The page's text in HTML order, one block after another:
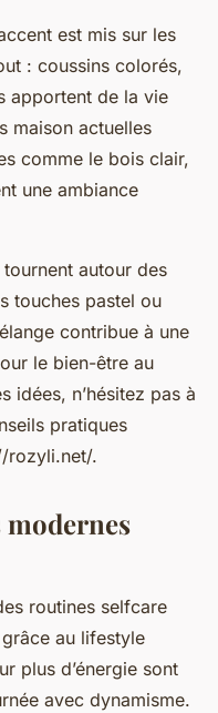
est mis sur les
: coussins colorés,
apportent de la vie
maison actuelles
comme le bois clair,
une ambiance
autour des
touches pastel ou
contribue à une
le bien-être au
idées, n’hésitez pas à
pratiques
rozyli.net/.
routines selfcare
au lifestyle
plus d’énergie sont
avec dynamisme.